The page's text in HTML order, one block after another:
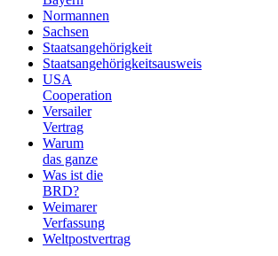
Normannen
Sachsen
Staatsangehörigkeit
Staatsangehörigkeitsausweis
USA
Cooperation
Versailer
Vertrag
Warum
das ganze
Was ist die
BRD?
Weimarer
Verfassung
Weltpostvertrag